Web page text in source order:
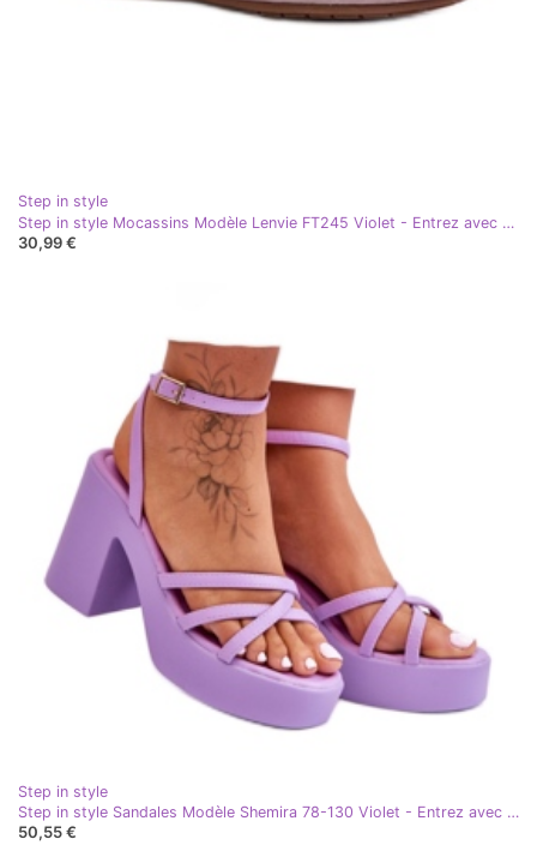
Step in style
Step in style Mocassins Modèle Lenvie FT245 Violet - Entrez avec style
30,99 €
Step in style
Step in style Sandales Modèle Shemira 78-130 Violet - Entrez avec style
50,55 €